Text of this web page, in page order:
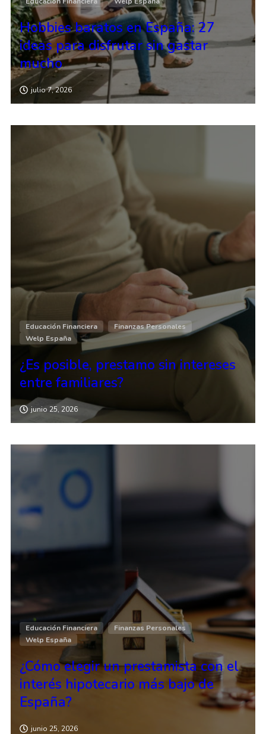
Hobbies baratos en España: 27
ideas para disfrutar sin gastar
mucho
julio 7, 2026
Educación Financiera
Finanzas Personales
Welp España
¿Es posible, prestamo sin intereses
entre familiares?
junio 25, 2026
Educación Financiera
Finanzas Personales
Welp España
¿Cómo elegir un prestamista con el
interés hipotecario más bajo de
España?
junio 25, 2026